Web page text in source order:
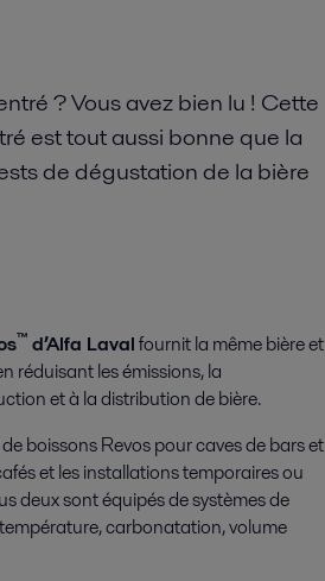
? Vous avez bien lu ! Cette
est tout aussi bonne que la
de dégustation de la bière
™ d’Alfa Lavalfournit la même bière et
réduisant les émissions, la
et à la distribution de bière.
boissons Revos pour caves de bars et
et les installations temporaires ou
deux sont équipés de systèmes de
carbonatation, volume